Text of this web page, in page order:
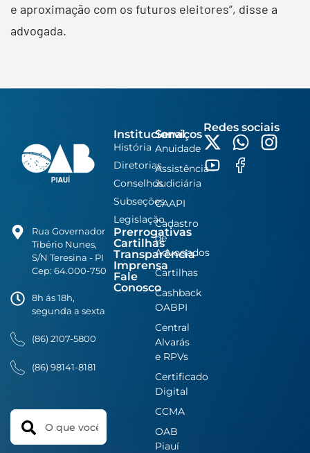
e aproximação com os futuros eleitores”, disse a
advogada.
Rua Governador
Tibério Nunes,
S/N Teresina - PI
Cep: 64.000-750
8h ás 18h,
segunda a sexta
(86) 2107-5800
(86) 98141-8181
Search
Institucional
História
Diretorias
Conselhos
Subseções
Legislação
Prerrogativas
Cartilhas
Transparência
Imprensa
Fale
Conosco
Serviços
Anuidade
Assistência
Judiciária
CAAPI
Cadastro
de
Advogados
Cartilhas
Cashback
OABPI
Central
Alvarás
e RPVs
Certificado
Digital
CCMA
OAB
Piauí
Redes sociais